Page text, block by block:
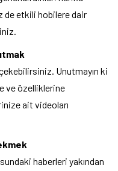
de etkili hobilere dair
Unutmayın ki
ve özelliklerine
ait videoları
haberleri yakından